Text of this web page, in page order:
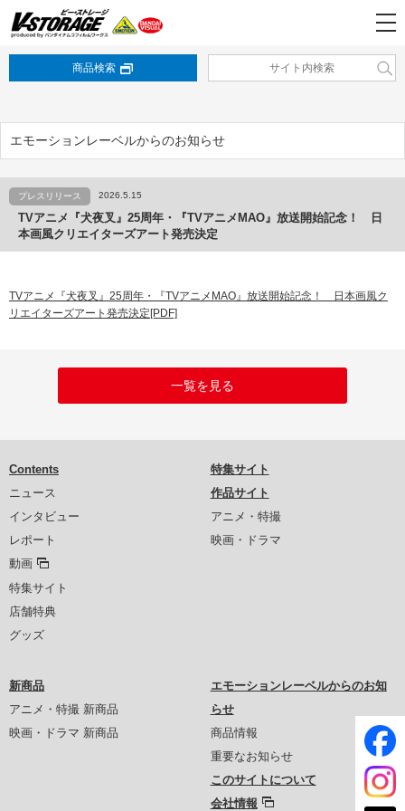
商品検索
エモーションレーベルからのお知らせ
プレスリリース 2026.5.15
TVアニメ『犬夜叉』25周年・『TVアニメMAO』放送開始記念！ 日
本画風クリエイターズアート発売決定
TVアニメ『犬夜叉』25周年・『TVアニメMAO』放送開始記念！ 日本画風ク
リエイターズアート発売決定[PDF]
一覧を見る
Contents
ニュース
インタビュー
レポート
動画
特集サイト
店舗特典
グッズ
特集サイト
作品サイト
アニメ・特撮
映画・ドラマ
新商品
アニメ・特撮 新商品
映画・ドラマ 新商品
エモーションレーベルからのお知
らせ
商品情報
重要なお知らせ
このサイトについて
会社情報